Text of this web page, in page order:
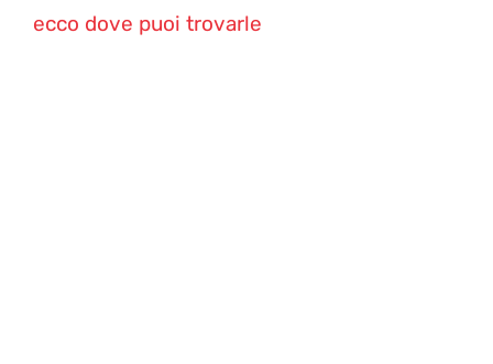
ecco dove puoi trovarle